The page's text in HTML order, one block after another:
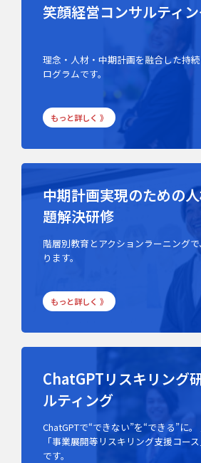
笑顔経営コンサルティ
理念・人材・中期計画を融合した持
ログラムです。
もっと詳しく 》
中期計画実現のための
題解決研修
階層別教育とアクションラーニング
ります。
もっと詳しく 》
ChatGPTリスキリング
ルティング
ChatGPTで“できない”を“できる”に
「事業展開等リスキリング支援コー
です。